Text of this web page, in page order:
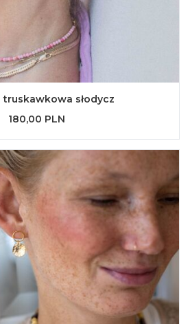
truskawkowa słodycz
180,00 PLN